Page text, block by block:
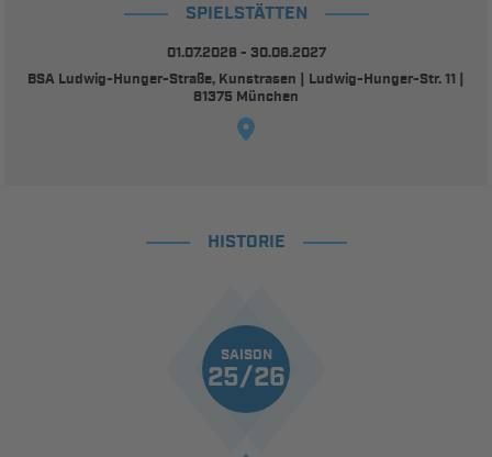
SPIELSTÄTTEN
01.07.2026 - 30.06.2027
BSA Ludwig-Hunger-Straße, Kunstrasen | Ludwig-Hunger-Str. 11 |
81375 München
HISTORIE
SAISON
25/26